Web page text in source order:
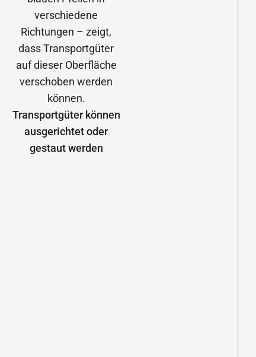
Transportgüter können
ausgerichtet oder
gestaut werden